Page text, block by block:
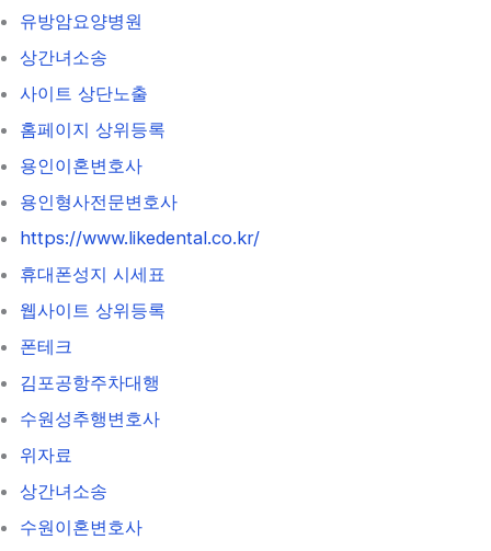
유방암요양병원
상간녀소송
사이트 상단노출
홈페이지 상위등록
용인이혼변호사
용인형사전문변호사
https://www.likedental.co.kr/
휴대폰성지 시세표
웹사이트 상위등록
폰테크
김포공항주차대행
수원성추행변호사
위자료
상간녀소송
수원이혼변호사